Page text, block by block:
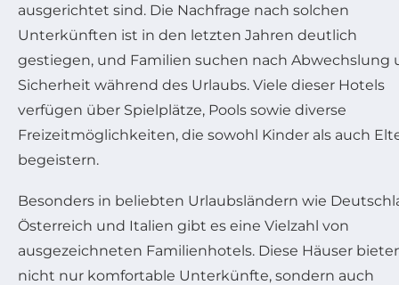
ausgerichtet sind. Die Nachfrage nach solchen
Unterkünften ist in den letzten Jahren deutlich
gestiegen, und Familien suchen nach Abwechslung
Sicherheit während des Urlaubs. Viele dieser Hotels
verfügen über Spielplätze, Pools sowie diverse
Freizeitmöglichkeiten, die sowohl Kinder als auch
begeistern.
Besonders in beliebten Urlaubsländern wie
Österreich und Italien gibt es eine Vielzahl von
ausgezeichneten Familienhotels. Diese Häuser
nicht nur komfortable Unterkünfte, sondern auch